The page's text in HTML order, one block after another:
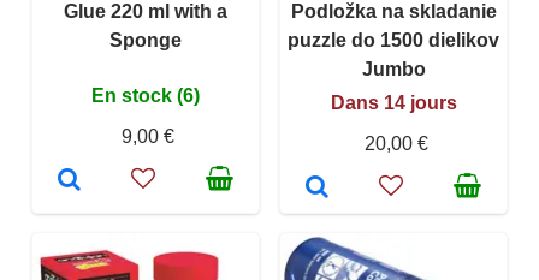
Glue 220 ml with a
Sponge
En stock (6)
9,00 €
Podložka na skladanie
puzzle do 1500 dielikov
Jumbo
Dans 14 jours
20,00 €